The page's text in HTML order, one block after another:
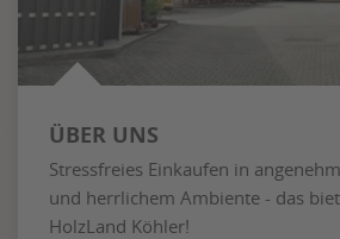
ÜBER UNS
Stressfreies Einkaufen in
und herrlichem Ambiente - das
HolzLand Köhler!